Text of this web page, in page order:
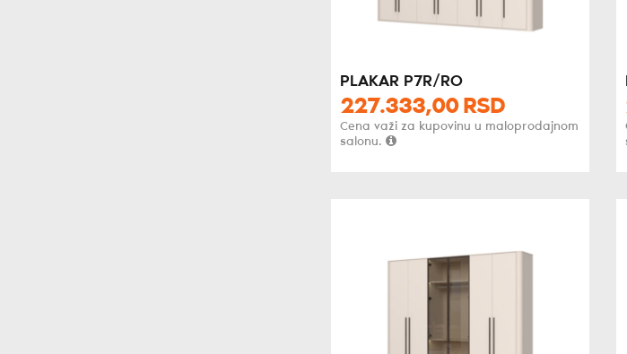
PLAKAR P7R/RO
227.333,00 RSD
Cena važi za kupovinu u maloprodajnom
salonu.